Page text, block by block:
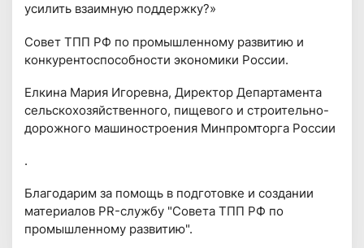
усилить взаимную поддержку?»
Совет ТПП РФ по промышленному развитию и
конкурентоспособности экономики России.
Елкина Мария Игоревна, Директор Департамента
сельскохозяйственного, пищевого и строительно-
дорожного машиностроения Минпромторга России
.
Благодарим за помощь в подготовке и создании
материалов PR-службу "Совета ТПП РФ по
промышленному развитию".